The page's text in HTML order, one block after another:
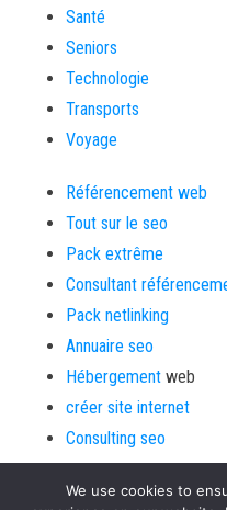
Santé
Seniors
Technologie
Transports
Voyage
Référencement web
Tout sur le seo
Pack extrême
Consultant
Pack netlinking
Annuaire seo
Hébergement web
créer site internet
Consulting seo
We use cookies to